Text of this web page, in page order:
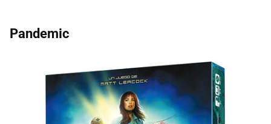
Pandemic